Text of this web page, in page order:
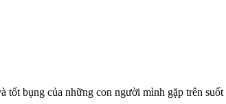
tốt bụng của những con người mình gặp trên suốt